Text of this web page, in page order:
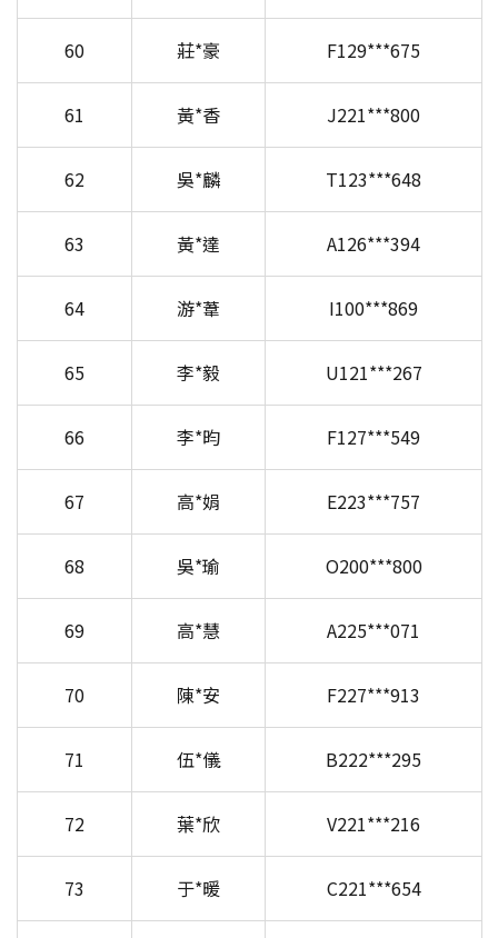
60 莊*豪 F129***675
61 黃*香 J221***800
62 吳*麟 T123***648
63 黃*達 A126***394
64 游*葦 I100***869
65 李*毅 U121***267
66 李*昀 F127***549
67 高*娟 E223***757
68 吳*瑜 O200***800
69 高*慧 A225***071
70 陳*安 F227***913
71 伍*儀 B222***295
72 葉*欣 V221***216
73 于*暖 C221***654